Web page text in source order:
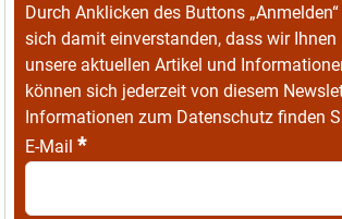
Durch Anklicken des Buttons
sich damit einverstanden, dass wir
unsere aktuellen Artikel und
können sich jederzeit von diesem
Informationen zum Datenschutz finden
E-Mail *